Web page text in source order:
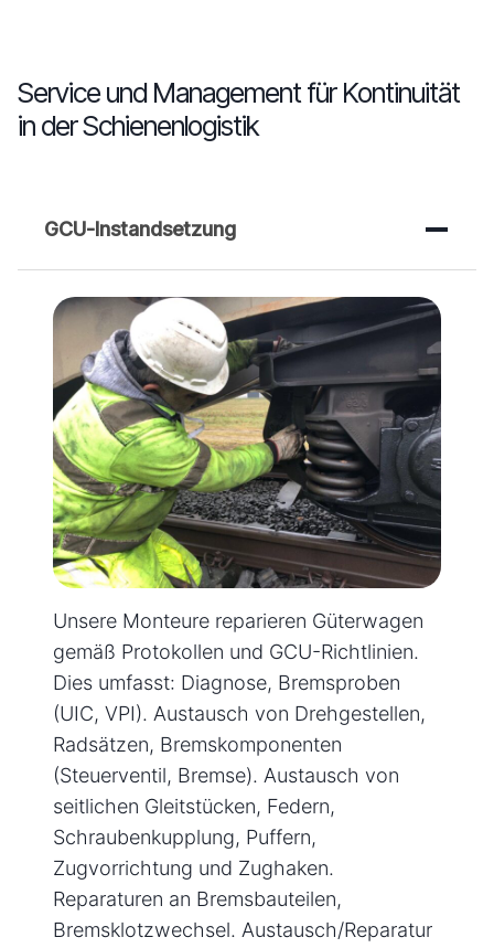
Service und Management für Kontinuität
in der Schienenlogistik
GCU-Instandsetzung
Unsere Monteure reparieren Güterwagen
gemäß Protokollen und GCU-Richtlinien.
Dies umfasst: Diagnose, Bremsproben
(UIC, VPI). Austausch von Drehgestellen,
Radsätzen, Bremskomponenten
(Steuerventil, Bremse). Austausch von
seitlichen Gleitstücken, Federn,
Schraubenkupplung, Puffern,
Zugvorrichtung und Zughaken.
Reparaturen an Bremsbauteilen,
Bremsklotzwechsel. Austausch/Reparatur